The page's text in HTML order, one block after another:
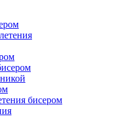
бисером